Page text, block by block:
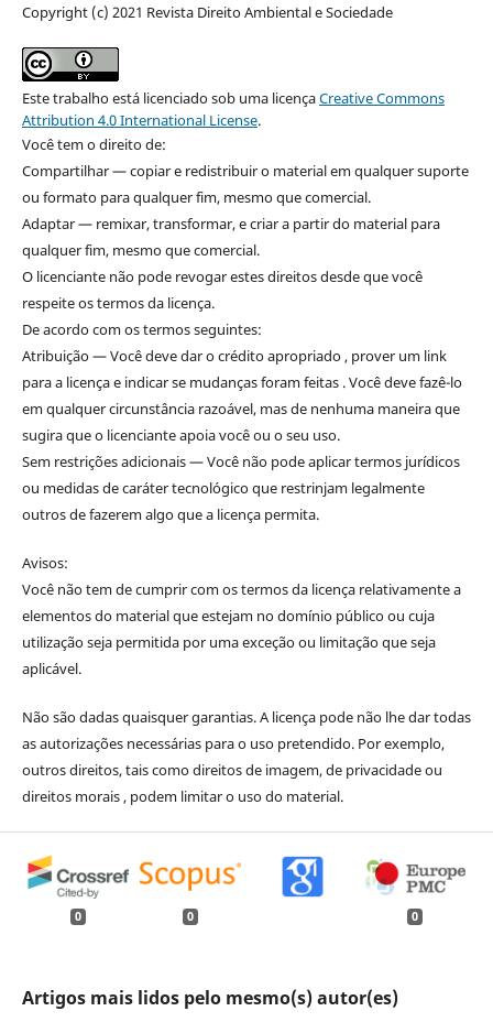
Copyright (c) 2021 Revista Direito Ambiental e Sociedade
Este trabalho está licenciado sob uma licençaCreative Commons
Attribution 4.0 International License.
Você tem o direito de:
Compartilhar — copiar e redistribuir o material em qualquer suporte
ou formato para qualquer fim, mesmo que comercial.
Adaptar — remixar, transformar, e criar a partir do material para
qualquer fim, mesmo que comercial.
O licenciante não pode revogar estes direitos desde que você
respeite os termos da licença.
De acordo com os termos seguintes:
Atribuição — Você deve dar o crédito apropriado , prover um link
para a licença e indicar se mudanças foram feitas . Você deve fazê-lo
em qualquer circunstância razoável, mas de nenhuma maneira que
sugira que o licenciante apoia você ou o seu uso.
Sem restrições adicionais — Você não pode aplicar termos jurídicos
ou medidas de caráter tecnológico que restrinjam legalmente
outros de fazerem algo que a licença permita.
Avisos:
Você não tem de cumprir com os termos da licença relativamente a
elementos do material que estejam no domínio público ou cuja
utilização seja permitida por uma exceção ou limitação que seja
aplicável.
Não são dadas quaisquer garantias. A licença pode não lhe dar todas
as autorizações necessárias para o uso pretendido. Por exemplo,
outros direitos, tais como direitos de imagem, de privacidade ou
direitos morais , podem limitar o uso do material.
0 0 0
Artigos mais lidos pelo mesmo(s) autor(es)